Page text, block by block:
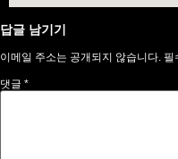
답글 남기기
이메일 주소는 공개되지 않습니다. 필
댓글 *